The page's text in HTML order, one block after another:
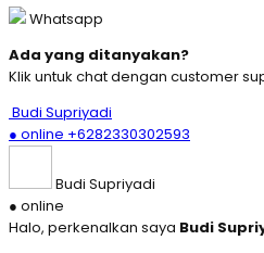
Whatsapp
Ada yang ditanyakan?
Klik untuk chat dengan customer
Budi Supriyadi
● online +6282330302593
Budi Supriyadi
● online
Halo, perkenalkan saya Budi